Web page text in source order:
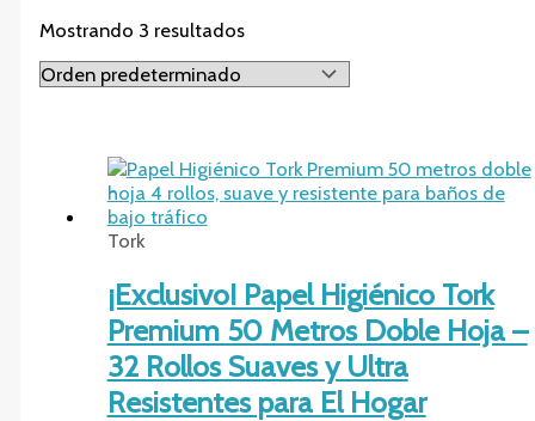
Mostrando 3 resultados
Tork
¡Exclusivo! Papel Higiénico Tork
Premium 50 Metros Doble Hoja –
32 Rollos Suaves y Ultra
Resistentes para El Hogar